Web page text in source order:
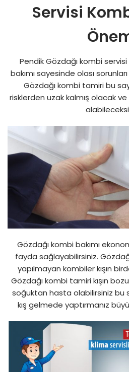
Servisi
Pendik Gözdağı kombi servisi
bakımı sayesinde olası
Gözdağı kombi tamiri bu
risklerden uzak kalmış olacak
Gözdağı kombi bakımı
fayda sağlayabilirsiniz.
yapılmayan kombiler kışın
Gözdağı kombi tamiri kışın
soğuktan hasta olabilirsiniz bu
kış gelmede yaptırmanız